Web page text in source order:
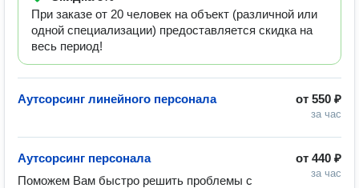
При заказе от 20 человек на объект (различной или
одной специализации) предоставляется скидка на
весь период!
от 550 ₽
за час
Аутсорсинг линейного персонала
от 440 ₽
за час
Аутсорсинг персонала
Поможем Вам быстро решить проблемы с